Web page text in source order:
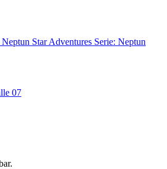
Star Adventures Serie: Neptun
07